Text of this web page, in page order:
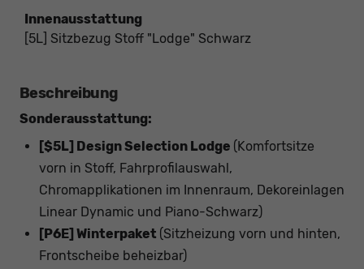
Innenausstattung
[5L] Sitzbezug Stoff "Lodge" Schwarz
Beschreibung
Sonderausstattung:
[$5L] Design Selection Lodge (Komfortsitze
vorn in Stoff, Fahrprofilauswahl,
Chromapplikationen im Innenraum, Dekoreinlagen
Linear Dynamic und Piano-Schwarz)
[P6E] Winterpaket (Sitzheizung vorn und hinten,
Frontscheibe beheizbar)